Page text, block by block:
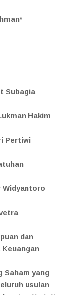
Subagia
Hakim
Pertiwi
Widyantoro
dan
Saham yang
usulan